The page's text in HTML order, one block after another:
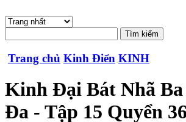
Trang chủ Kinh Điển KINH
Kinh Đại Bát Nhã
Đa - Tập 15 Quyển